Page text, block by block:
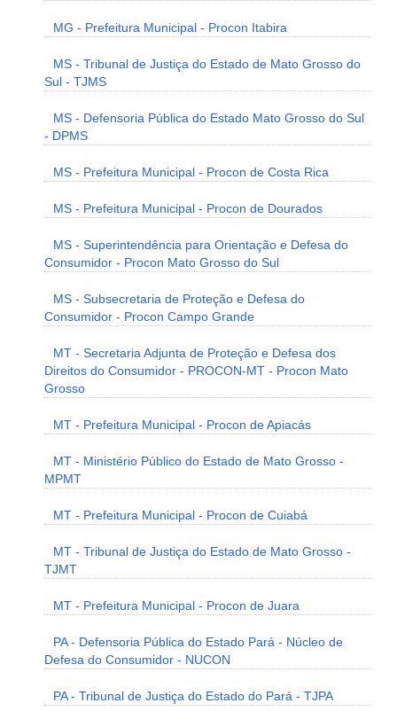
MG - Prefeitura Municipal - Procon Itabira
MS - Tribunal de Justiça do Estado de Mato Grosso do
Sul - TJMS
MS - Defensoria Pública do Estado Mato Grosso do Sul
- DPMS
MS - Prefeitura Municipal - Procon de Costa Rica
MS - Prefeitura Municipal - Procon de Dourados
MS - Superintendência para Orientação e Defesa do
Consumidor - Procon Mato Grosso do Sul
MS - Subsecretaria de Proteção e Defesa do
Consumidor - Procon Campo Grande
MT - Secretaria Adjunta de Proteção e Defesa dos
Direitos do Consumidor - PROCON-MT - Procon Mato
Grosso
MT - Prefeitura Municipal - Procon de Apiacás
MT - Ministério Público do Estado de Mato Grosso -
MPMT
MT - Prefeitura Municipal - Procon de Cuiabá
MT - Tribunal de Justiça do Estado de Mato Grosso -
TJMT
MT - Prefeitura Municipal - Procon de Juara
PA - Defensoria Pública do Estado Pará - Núcleo de
Defesa do Consumidor - NUCON
PA - Tribunal de Justiça do Estado do Pará - TJPA